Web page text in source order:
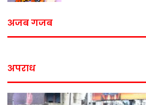
अजब गजब
अपराध